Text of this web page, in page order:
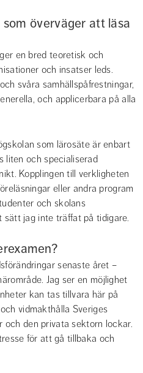
överväger att läsa
en bred teoretisk och
och insatser leds.
svåra samhällspåfrestningar,
och applicerbara på alla
som lärosäte är enbart
liten och specialiserad
Kopplingen till verkligheten
eller andra program
och skolans
sätt jag inte träffat på tidigare.
senaste året –
Jag ser en möjlighet
kan tas tillvara här på
vidmakthålla Sveriges
och den privata sektorn lockar.
för att gå tillbaka och